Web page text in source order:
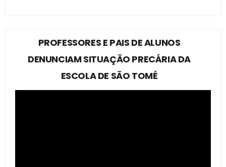
PROFESSORES E PAIS DE ALUNOS
DENUNCIAM SITUAÇÃO PRECÁRIA DA
ESCOLA DE SÃO TOMÉ